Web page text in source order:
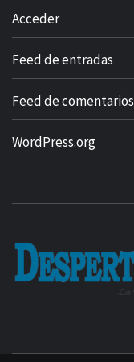
Acceder
Feed de entradas
Feed de comentarios
WordPress.org